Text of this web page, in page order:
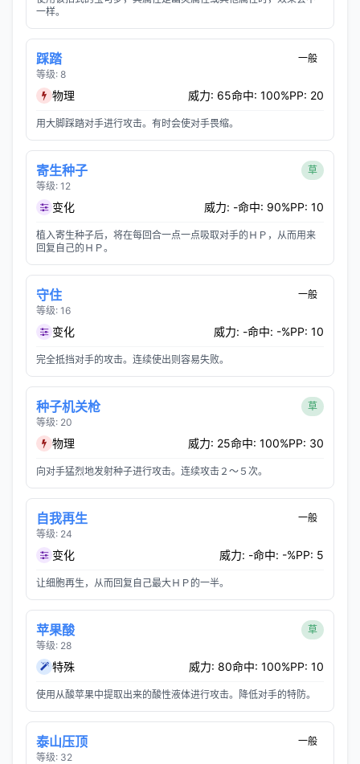
一样。
踩踏
等级: 8
一般
物理 威力: 65命中: 100%PP: 20
用大脚踩踏对手进行攻击。有时会使对手畏缩。
寄生种子
等级: 12
草
变化 威力: -命中: 90%PP: 10
植入寄生种子后，将在每回合一点一点吸取对手的ＨＰ，从而用来
回复自己的ＨＰ。
守住
等级: 16
一般
变化 威力: -命中: -%PP: 10
完全抵挡对手的攻击。连续使出则容易失败。
种子机关枪
等级: 20
草
物理 威力: 25命中: 100%PP: 30
向对手猛烈地发射种子进行攻击。连续攻击２～５次。
自我再生
等级: 24
一般
变化 威力: -命中: -%PP: 5
让细胞再生，从而回复自己最大ＨＰ的一半。
苹果酸
等级: 28
草
特殊 威力: 80命中: 100%PP: 10
使用从酸苹果中提取出来的酸性液体进行攻击。降低对手的特防。
泰山压顶
等级: 32
一般